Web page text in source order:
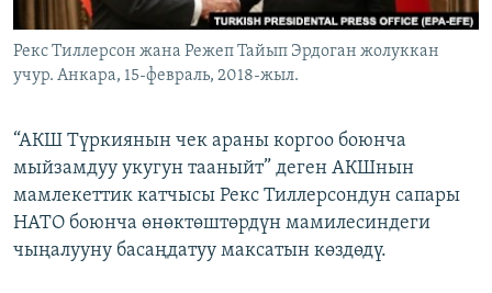
ЭЕ/АРнун бардык сайттары
Рекс Тиллерсон жана Режеп Тайып Эрдоган жолуккан
учур. Анкара, 15-февраль, 2018-жыл.
“АКШ Түркиянын чек араны коргоо боюнча
мыйзамдуу укугун тааныйт” деген АКШнын
мамлекеттик катчысы Рекс Тиллерсондун сапары
НАТО боюнча өнөктөштөрдүн мамилесиндеги
чыңалууну басаңдатуу максатын көздөдү.